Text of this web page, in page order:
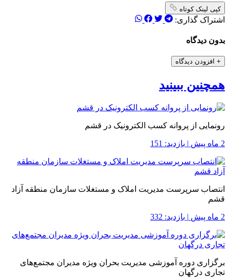
کپی لینک کوتاه
اشتراک گذاری:
بدون دیدگاه
+ افزودن دیدگاه
همچنین ببینید
رونمایی از پروانه کسب الکترونیک در قشم
2 ماه پیش | بازدید: 151
انتصاب سرپرست مدیریت املاک و مستغلات سازمان منطقه آزاد
قشم
2 ماه پیش | بازدید: 332
برگزاری دوره آموزشی مدیریت بحران ویژه مدیران مجتمع‌های
تجاری درگهان